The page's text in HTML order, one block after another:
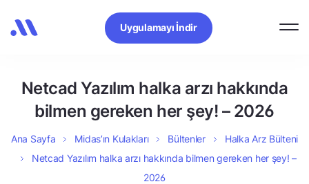
Uygulamayı İndir
Netcad Yazılım halka arzı hakkında
bilmen gereken her şey! – 2026
Ana Sayfa Midas’ın Kulakları Bültenler
Halka Arz Bülteni
Netcad Yazılım halka arzı hakkında bilmen gereken her şey! –
2026